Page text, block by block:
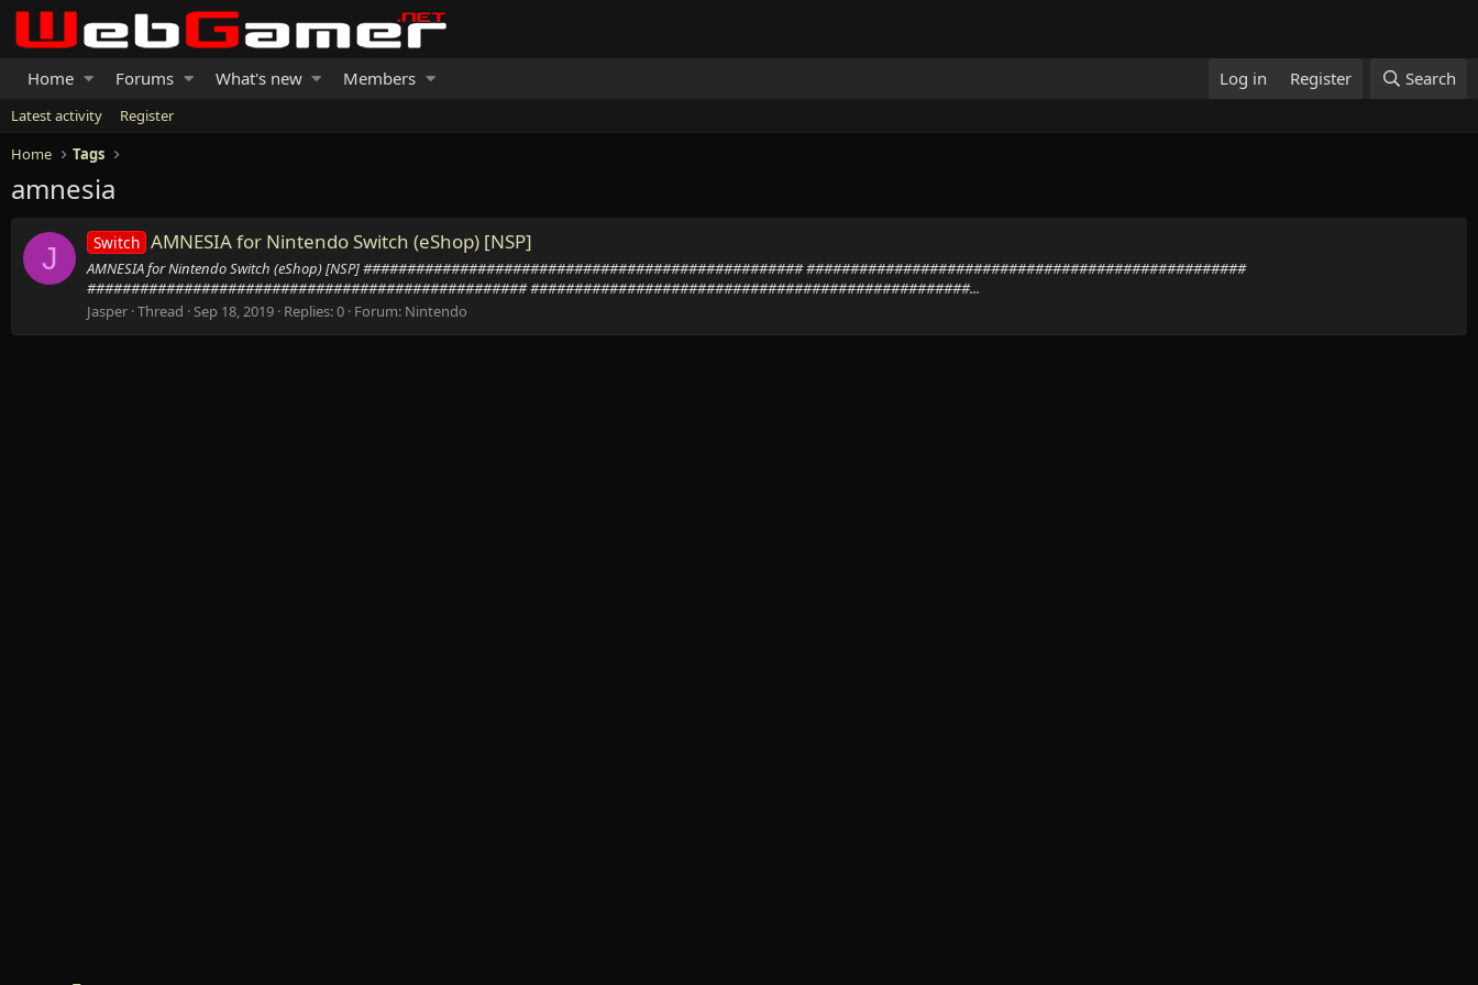
Home Forums What's new Members Log in Register Search
Latest activity
Register
Home
Tags
amnesia
J Switch AMNESIA for Nintendo Switch (eShop) [NSP]
AMNESIA for Nintendo Switch (eShop) [NSP] ################################################## ##################################################
################################################## ##################################################...
Jasper Thread Sep 18, 2019 Replies: 0 Forum: Nintendo